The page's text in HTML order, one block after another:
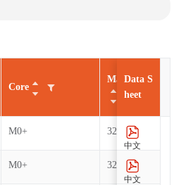
Core
Max CLK（MHz
M0+ 32
M0+ 32
Data S
heet
中文
中文